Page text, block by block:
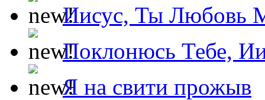
Иисус, Ты Любовь
Поклонюсь Тебе,
Я на свити прожыв